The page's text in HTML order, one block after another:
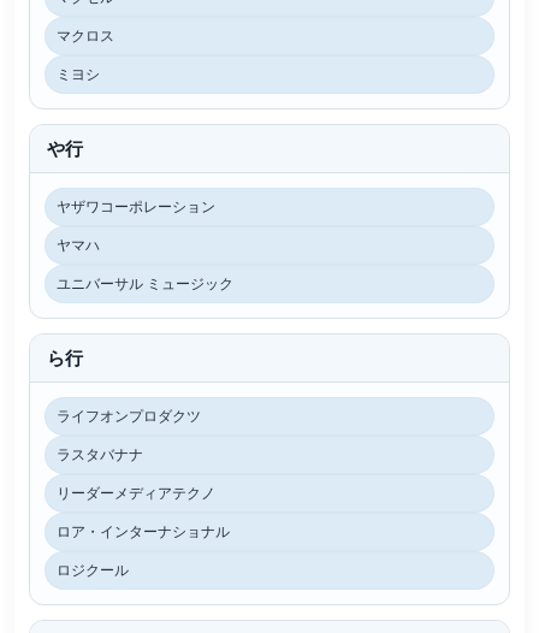
マクロス
ミヨシ
や行
ヤザワコーポレーション
ヤマハ
ユニバーサル ミュージック
ら行
ライフオンプロダクツ
ラスタバナナ
リーダーメディアテクノ
ロア・インターナショナル
ロジクール